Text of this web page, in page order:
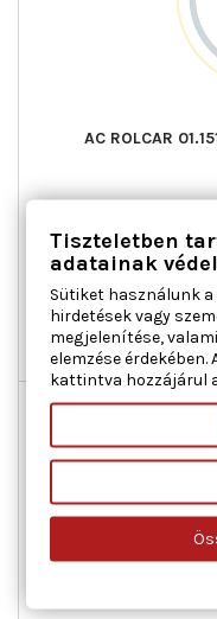
AC ROLCAR
cikk/kiegészítő info
Ár28

Tiszteletben
adatainak
Sütiket használunk a
hirdetések vagy
megjelenítése,
elemzése érdekében.
kattintva hozzájárul